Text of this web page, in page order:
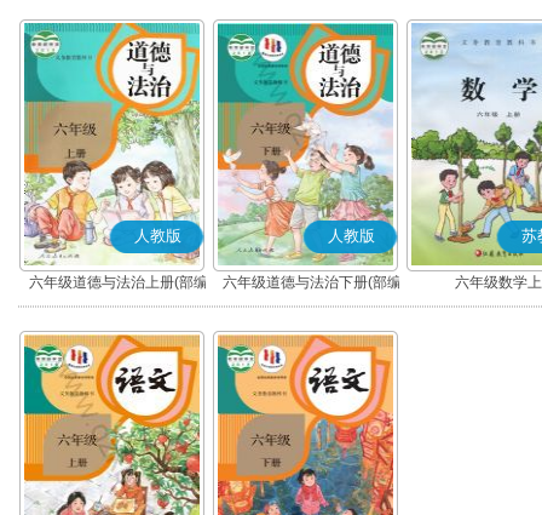
人教版
六年级道德与法治上册(部编
版)
人教版
六年级道德与法治下册(部编
版)
苏
六年级数学